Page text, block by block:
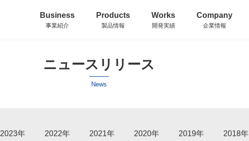
Business
事業紹介
Products
製品情報
Works
開発実績
Company
企業情報
ニュースリリース
News
2023年 2022年 2021年 2020年 2019年 2018年